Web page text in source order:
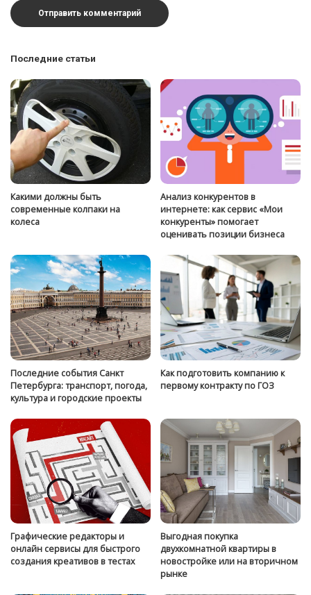
Последние статьи
Какими должны быть
современные колпаки на
колеса
Анализ конкурентов в
интернете: как сервис «Мои
конкуренты» помогает
оценивать позиции бизнеса
Последние события Санкт
Петербурга: транспорт, погода,
культура и городские проекты
Как подготовить компанию к
первому контракту по ГОЗ
Графические редакторы и
онлайн сервисы для быстрого
создания креативов в тестах
Выгодная покупка
двухкомнатной квартиры в
новостройке или на вторичном
рынке